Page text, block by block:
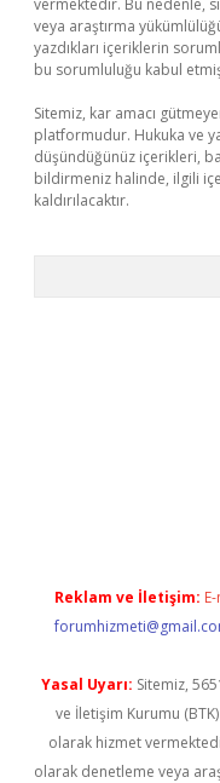
vermektedir. Bu nedenle,
veya araştırma
yazdıkları içeriklerin
bu sorumluluğu kabul etmiş
Sitemiz, kar amacı
platformudur. Hukuka ve
düşündüğünüz içerikleri,
bildirmeniz halinde, ilgili
kaldırılacaktır.
Reklam ve İletişim:
Yasal Uyarı: Sitemiz,
ve İletişim Kurumu
olarak hizmet
olarak denetleme veya